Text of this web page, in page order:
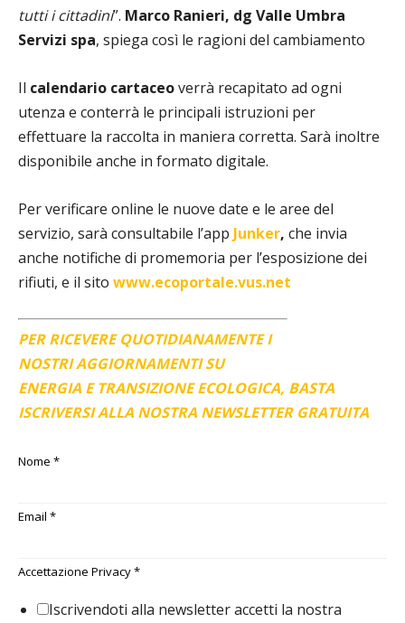
tutti i cittadini”. Marco Ranieri, dg Valle Umbra
Servizi spa, spiega così le ragioni del cambiamento
Il calendario cartaceoverrà recapitato ad ogni
utenza e conterrà le principali istruzioni per
effettuare la raccolta in maniera corretta. Sarà inoltre
disponibile anche in formato digitale.
Per verificare online le nuove date e le aree del
servizio, sarà consultabile l’app Junker, che invia
anche notifiche di promemoria per l’esposizione dei
rifiuti, e il sito www.ecoportale.vus.net
PER RICEVERE QUOTIDIANAMENTE I
NOSTRI AGGIORNAMENTI SU
ENERGIA E TRANSIZIONE ECOLOGICA, BASTA
ISCRIVERSI ALLA NOSTRA NEWSLETTER GRATUITA
Nome *
Email *
Accettazione Privacy*
Iscrivendoti alla newsletter accetti la nostra